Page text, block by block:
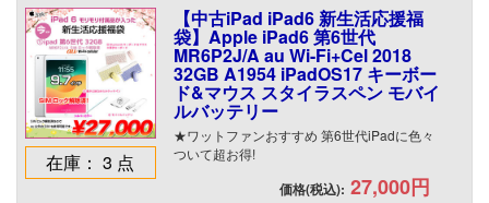
在庫： 3 点
【中古iPad iPad6 新生活応援福
袋】Apple iPad6 第6世代
MR6P2J/A au Wi-Fi+Cel 2018
32GB A1954 iPadOS17 キーボー
ド&マウス スタイラスペン モバイ
ルバッテリー
★ワットファンおすすめ 第6世代iPadに色々
ついて超お得!
価格(税込): 27,000円